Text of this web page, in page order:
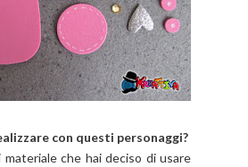
con questi personaggi?
che hai deciso di usare